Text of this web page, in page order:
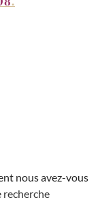
nous avez-vous